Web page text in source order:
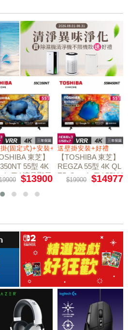
(固定式)+安裝+好禮贈
東芝】
55型 4K
TV 液晶顯示
含壁掛(固定式)
$13900
送壁掛安裝+好禮
【TOSHIBA 東芝】
REGZA 55型 4K QL
ED Google TV 55M4
50NT液晶顯示器｜
$19900 $14977